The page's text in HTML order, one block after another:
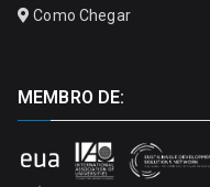
Como Chegar
MEMBRO DE: